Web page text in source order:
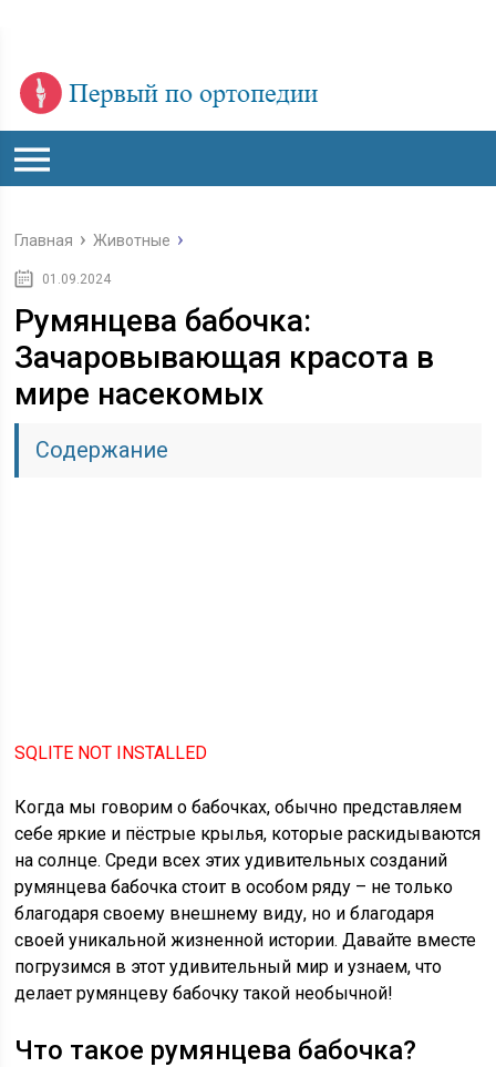
Главная Животные
01.09.2024
Румянцева бабочка:
Зачаровывающая красота в
мире насекомых
Содержание
SQLITE NOT INSTALLED
Когда мы говорим о бабочках, обычно представляем
себе яркие и пёстрые крылья, которые раскидываются
на солнце. Среди всех этих удивительных созданий
румянцева бабочка стоит в особом ряду – не только
благодаря своему внешнему виду, но и благодаря
своей уникальной жизненной истории. Давайте вместе
погрузимся в этот удивительный мир и узнаем, что
делает румянцеву бабочку такой необычной!
Что такое румянцева бабочка?